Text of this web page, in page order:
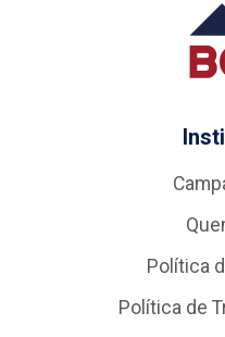
Política
Política de